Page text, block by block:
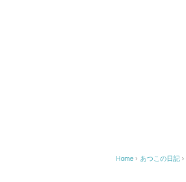
Home › あつこの日記 ›